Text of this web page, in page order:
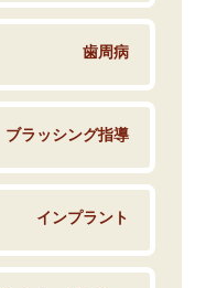
歯周病
ブラッシング指導
インプラント